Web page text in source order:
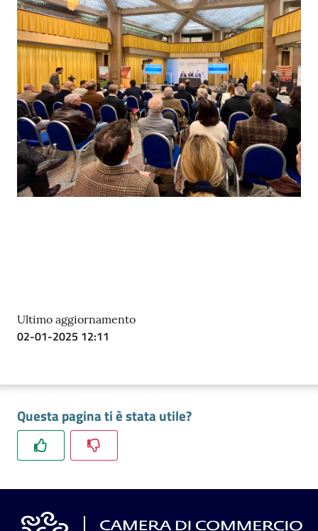
Ultimo aggiornamento
02-01-2025 12:11
Questa pagina ti è stata utile?